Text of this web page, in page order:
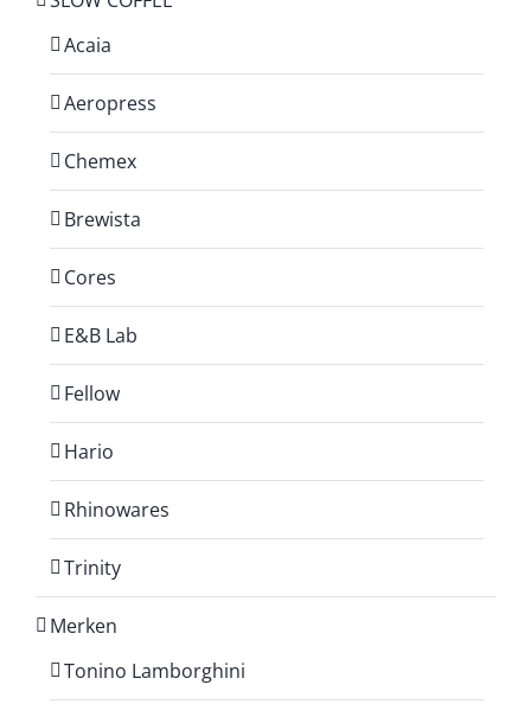
Acaia
Aeropress
Chemex
Brewista
Cores
E&B Lab
Fellow
Hario
Rhinowares
Trinity
Merken
Tonino Lamborghini